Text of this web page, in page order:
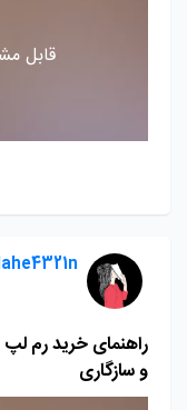
قابل
راهنمای خرید رم
و سازگاری